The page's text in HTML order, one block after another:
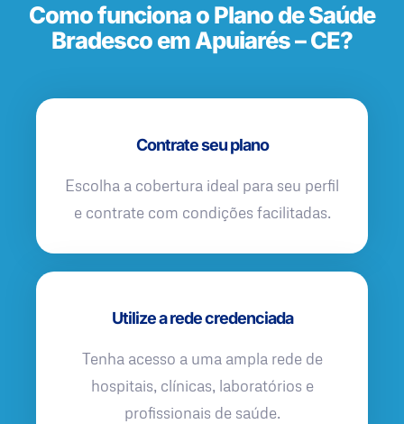
Como funciona o Plano de Saúde
Bradesco em Apuiarés – CE?
Contrate seu plano
Escolha a cobertura ideal para seu perfil
e contrate com condições facilitadas.
Utilize a rede credenciada
Tenha acesso a uma ampla rede de
hospitais, clínicas, laboratórios e
profissionais de saúde.